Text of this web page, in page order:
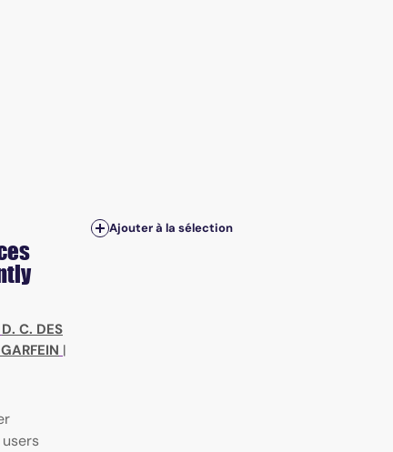
D. C. DES
|
Ajouter à la sélection